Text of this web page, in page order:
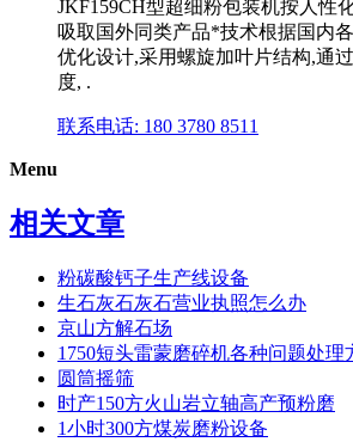
JKF159CH型超细粉包装机按人性
吸取国外同类产品*技术根据国内
优化设计,采用螺旋加叶片结构,通
度, .
联系电话: 180 3780 8511
Menu
相关文章
粉碳酸钙子生产线设备
生石灰石灰石营业执照怎么办
京山方解石场
1750短头雷蒙磨碎机各种问题处理
圆筒摇筛
时产150方火山岩立轴高产预粉磨
1小时300方煤炭磨粉设备